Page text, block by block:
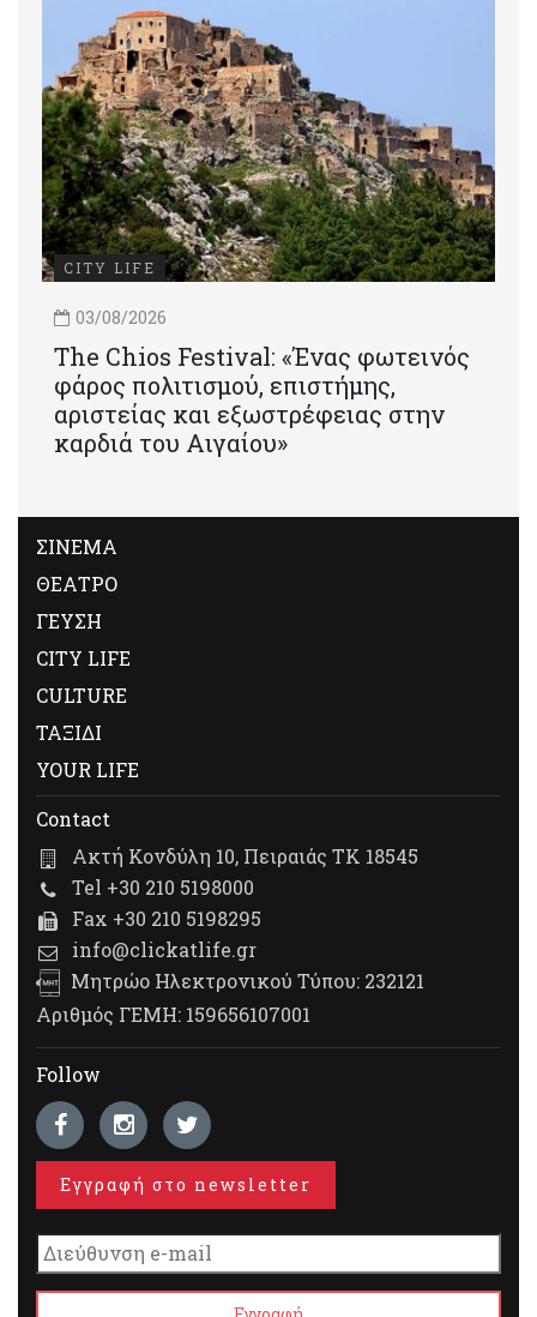
CITY LIFE
03/08/2026
Τhe Chios Festival: «Ένας φωτεινός
φάρος πολιτισμού, επιστήμης,
αριστείας και εξωστρέφειας στην
καρδιά του Αιγαίου»
ΣΙΝΕΜΑ
ΘΕΑΤΡΟ
ΓΕΥΣΗ
CITY LIFE
CULTURE
ΤΑΞΙΔΙ
YOUR LIFE
Contact
Ακτή Κονδύλη 10, Πειραιάς ΤΚ 18545
Tel +30 210 5198000
Fax +30 210 5198295
info@clickatlife.gr
Μητρώο Ηλεκτρονικού Τύπου: 232121
Αριθμός ΓΕΜΗ: 159656107001
Follow
Εγγραφή στο newsletter